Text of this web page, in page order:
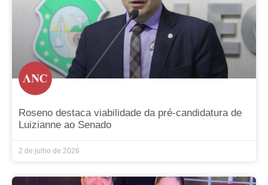
Roseno destaca viabilidade da pré-candidatura de
Luizianne ao Senado
2 de julho de 2026